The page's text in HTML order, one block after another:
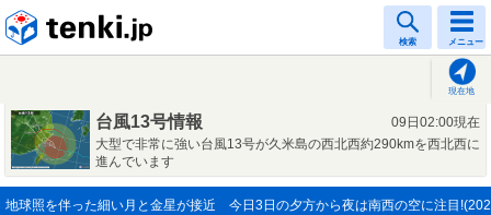
検索 メニュー
現在地
台風13号情報
09日02:00現在
大型で非常に強い台風13号が久米島の西北西約290kmを西北西に
進んでいます
地球照を伴った細い月と金星が接近 今日3日の夕方から夜は南西の空に注目